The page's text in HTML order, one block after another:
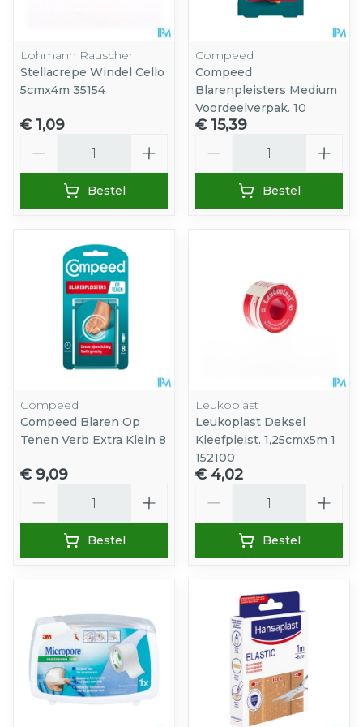
Lohmann Rauscher
Stellacrepe Windel Cello
5cmx4m 35154
€ 1,09
Bestel
Compeed
Compeed
Blarenpleisters Medium
Voordeelverpak. 10
€ 15,39
Bestel
Compeed
Compeed Blaren Op
Tenen Verb Extra Klein 8
€ 9,09
Bestel
Leukoplast
Leukoplast Deksel
Kleefpleist. 1,25cmx5m 1
152100
€ 4,02
Bestel